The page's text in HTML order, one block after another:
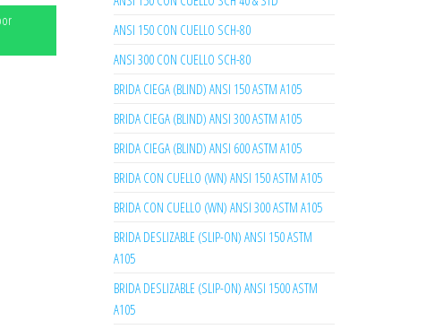
ANSI 150 CON CUELLO SCH-80
ANSI 300 CON CUELLO SCH-80
BRIDA CIEGA (BLIND) ANSI 150 ASTM A105
BRIDA CIEGA (BLIND) ANSI 300 ASTM A105
BRIDA CIEGA (BLIND) ANSI 600 ASTM A105
BRIDA CON CUELLO (WN) ANSI 150 ASTM A105
BRIDA CON CUELLO (WN) ANSI 300 ASTM A105
BRIDA DESLIZABLE (SLIP-ON) ANSI 150 ASTM
A105
BRIDA DESLIZABLE (SLIP-ON) ANSI 1500 ASTM
A105